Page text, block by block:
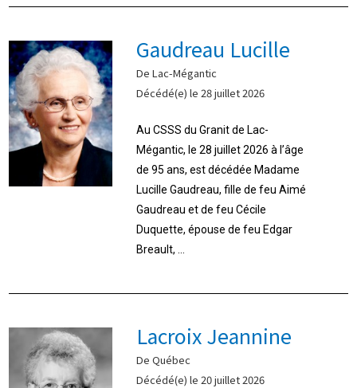
Gaudreau Lucille
De Lac-Mégantic
Décédé(e) le 28 juillet 2026
Au CSSS du Granit de Lac-
Mégantic, le 28 juillet 2026 à l’âge
de 95 ans, est décédée Madame
Lucille Gaudreau, fille de feu Aimé
Gaudreau et de feu Cécile
Duquette, épouse de feu Edgar
Breault, ...
Lacroix Jeannine
De Québec
Décédé(e) le 20 juillet 2026